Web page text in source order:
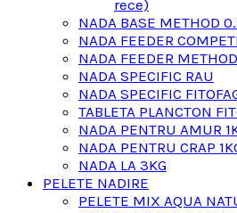
rece)
NADA BASE METHOD
NADA FEEDER
NADA FEEDER
NADA SPECIFIC RAU
NADA SPECIFIC
TABLETA PLANCTON
NADA PENTRU AMUR
NADA PENTRU CRAP
NADA LA 3KG
PELETE NADIRE
PELETE MIX AQUA